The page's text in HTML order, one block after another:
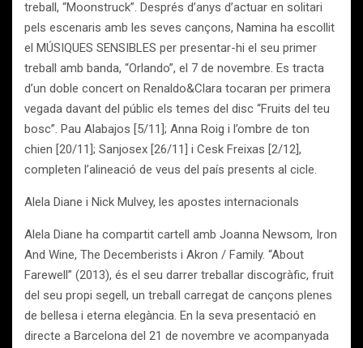
treball, “Moonstruck”. Després d’anys d’actuar en solitari
pels escenaris amb les seves cançons, Namina ha escollit
el MÚSIQUES SENSIBLES per presentar-hi el seu primer
treball amb banda, “Orlando”, el 7 de novembre. Es tracta
d’un doble concert on Renaldo&Clara tocaran per primera
vegada davant del públic els temes del disc “Fruits del teu
bosc”. Pau Alabajos [5/11]; Anna Roig i l’ombre de ton
chien [20/11]; Sanjosex [26/11] i Cesk Freixas [2/12],
completen l’alineació de veus del país presents al cicle.
Alela Diane i Nick Mulvey, les apostes internacionals
Alela Diane ha compartit cartell amb Joanna Newsom, Iron
And Wine, The Decemberists i Akron / Family. “About
Farewell” (2013), és el seu darrer treballar discogràfic, fruit
del seu propi segell, un treball carregat de cançons plenes
de bellesa i eterna elegància. En la seva presentació en
directe a Barcelona del 21 de novembre ve acompanyada